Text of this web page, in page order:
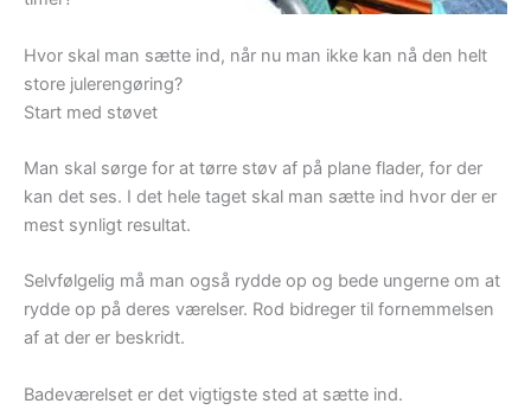
Hvor skal man sætte ind, når nu man ikke kan nå den helt
store julerengøring?
Start med støvet
Man skal sørge for at tørre støv af på plane flader, for der
kan det ses. I det hele taget skal man sætte ind hvor der er
mest synligt resultat.
Selvfølgelig må man også rydde op og bede ungerne om at
rydde op på deres værelser. Rod bidreger til fornemmelsen
af at der er beskridt.
Badeværelset er det vigtigste sted at sætte ind.